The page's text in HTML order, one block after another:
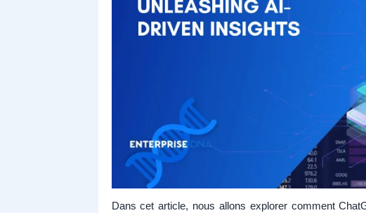
Dans cet article, nous allons explorer comment